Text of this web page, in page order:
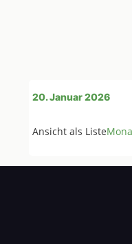
20. Januar 2026
Ansicht als Liste